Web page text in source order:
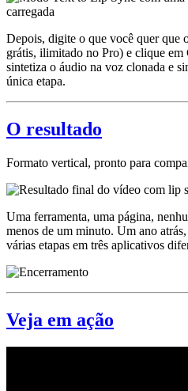
Depois, digite o que você quer que
grátis, ilimitado no Pro) e clique
sintetiza o áudio na voz clonada e
única etapa.
O resultado
Formato vertical, pronto para
Uma ferramenta, uma página,
menos de um minuto. Um ano
várias etapas em três aplicativos
Veja em ação